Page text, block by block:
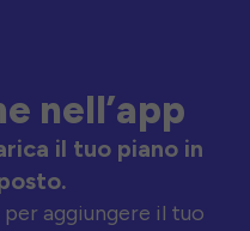
nell’app
il tuo piano in
aggiungere il tuo